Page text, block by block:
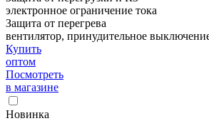
электронное ограничение тока
Защита от перегрева
вентилятор, принудительное
Купить
оптом
Посмотреть
в магазине
Новинка